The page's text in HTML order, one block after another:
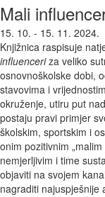
Mali
15. 10. - 15. 11. 2024.
Knjižnica raspisuje
influenceriza veliko
osnovnoškolske dobi,
stavovima i
okruženje, utiru put
postaju pravi primjer
školskim, sportskim i
onim pozitivnim
nemjerljivim i time
objaviti na svojem
nagraditi najuspješnije